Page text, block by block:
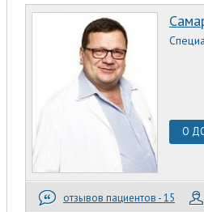
О
отзывов пациентов - 15